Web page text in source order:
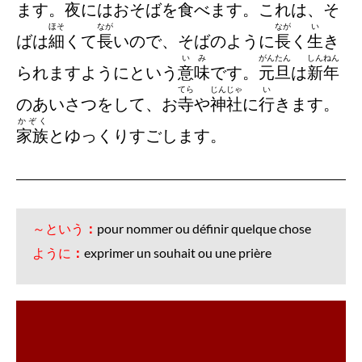
ます。 夜にはおそばを食べます。これは、そ
ばは細
ほそ
くて長
なが
いので、そばのように長
なが
く 生
い
き
られますようにという 意味
いみ
です。 元旦
がんたん
は新年
しんねん
のあいさつをして、お寺
てら
や神社
じんじゃ
に行
い
きます。
家族
かぞく
とゆっくりすごします。
～という ： pour nommer ou définir quelque chose
ように ： exprimer un souhait ou une prière